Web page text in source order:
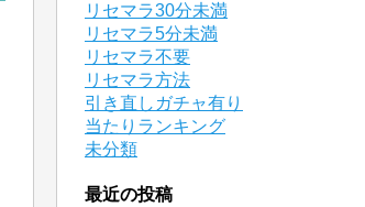
リセマラ30分未満
リセマラ5分未満
リセマラ不要
リセマラ方法
引き直しガチャ有り
当たりランキング
未分類
最近の投稿